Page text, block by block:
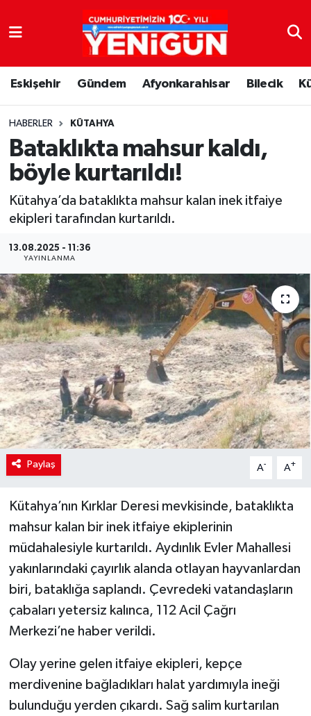
Eskişehir Gündem Afyonkarahisar Bilecik
HABERLER KÜTAHYA
Bataklıkta mahsur kaldı,
böyle kurtarıldı!
Kütahya’da bataklıkta mahsur kalan inek itfaiye
ekipleri tarafından kurtarıldı.
13.08.2025 - 11:36
YAYINLANMA
Paylaş A- A+
Kütahya’nın Kırklar Deresi mevkisinde, bataklıkta
mahsur kalan bir inek itfaiye ekiplerinin
müdahalesiyle kurtarıldı. Aydınlık Evler Mahallesi
yakınlarındaki çayırlık alanda otlayan hayvanlardan
biri, bataklığa saplandı. Çevredeki vatandaşların
çabaları yetersiz kalınca, 112 Acil Çağrı
Merkezi’ne haber verildi.
Olay yerine gelen itfaiye ekipleri, kepçe
merdivenine bağladıkları halat yardımıyla ineği
bulunduğu yerden çıkardı. Sağ salim kurtarılan
Nöbetçi Eczaneler
Hava Durumu
Trafik Durumu
Süper Lig Puan Durumu ve Fikstür
Tüm Manşetler